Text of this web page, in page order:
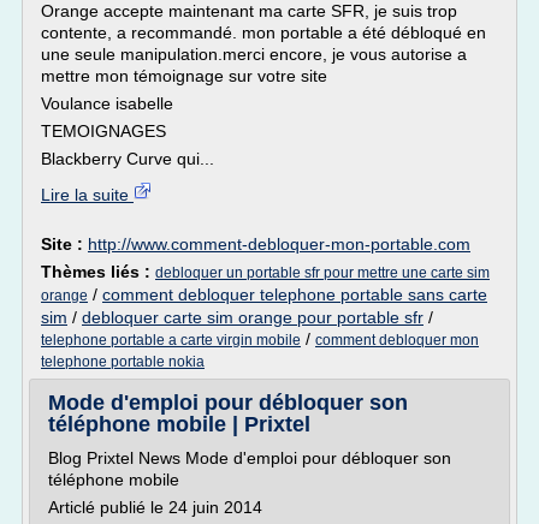
Orange accepte maintenant ma carte SFR, je suis trop
contente, a recommandé. mon portable a été débloqué en
une seule manipulation.merci encore, je vous autorise a
mettre mon témoignage sur votre site
Voulance isabelle
TEMOIGNAGES
Blackberry Curve qui...
Lire la suite
Site : http://www.comment-debloquer-mon-portable.com
Thèmes liés : debloquer un portable sfr pour mettre une carte sim
orange / comment debloquer telephone portable sans carte
sim / debloquer carte sim orange pour portable sfr /
telephone portable a carte virgin mobile / comment debloquer mon
telephone portable nokia
Mode d'emploi pour débloquer son
téléphone mobile | Prixtel
Blog Prixtel News Mode d'emploi pour débloquer son
téléphone mobile
Articlé publié le 24 juin 2014